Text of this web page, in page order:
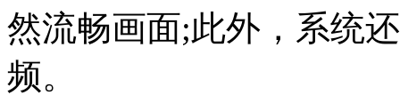
然流畅画面;此外，系统
频。